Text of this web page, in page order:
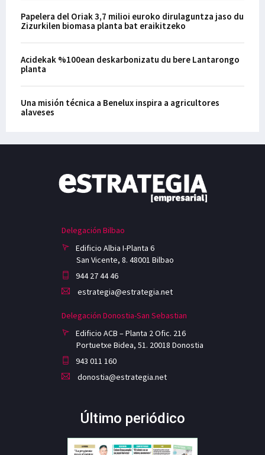
Papelera del Oriak 3,7 milioi euroko dirulaguntza jaso du
Zizurkilen biomasa planta bat eraikitzeko
Acidekak %100ean deskarbonizatu du bere Lantarongo
planta
Una misión técnica a Benelux inspira a agricultores
alaveses
Delegación Bilbao
Edificio Albia I-Planta 6
San Vicente, 8. 48001 Bilbao
944 27 44 46
estrategia@estrategia.net
Delegación Donostia-San Sebastian
Edificio ACB – Planta 2 Ofic. 216
Portuetxe Bidea, 51. 20018 Donostia
943 011 160
donostia@estrategia.net
Último periódico